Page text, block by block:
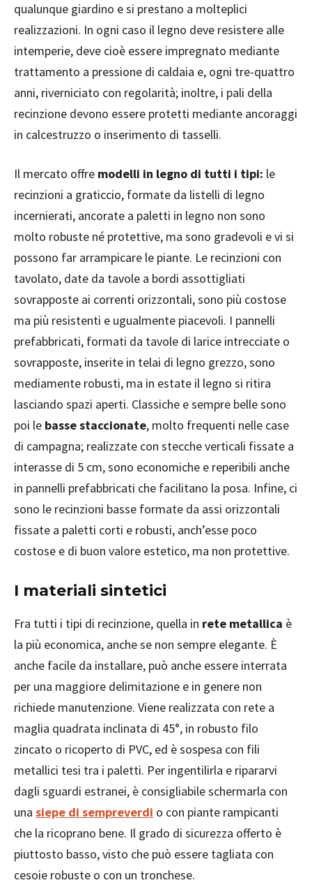
qualunque giardino e si prestano a molteplici
realizzazioni. In ogni caso il legno deve resistere alle
intemperie, deve cioè essere impregnato mediante
trattamento a pressione di caldaia e, ogni tre-quattro
anni, riverniciato con regolarità; inoltre, i pali della
recinzione devono essere protetti mediante ancoraggi
in calcestruzzo o inserimento di tasselli.
Il mercato offre modelli in legno di tutti i tipi: le
recinzioni a graticcio, formate da listelli di legno
incernierati, ancorate a paletti in legno non sono
molto robuste né protettive, ma sono gradevoli e vi si
possono far arrampicare le piante. Le recinzioni con
tavolato, date da tavole a bordi assottigliati
sovrapposte ai correnti orizzontali, sono più costose
ma più resistenti e ugualmente piacevoli. I pannelli
prefabbricati, formati da tavole di larice intrecciate o
sovrapposte, inserite in telai di legno grezzo, sono
mediamente robusti, ma in estate il legno si ritira
lasciando spazi aperti. Classiche e sempre belle sono
poi le basse staccionate, molto frequenti nelle case
di campagna; realizzate con stecche verticali fissate a
interasse di 5 cm, sono economiche e reperibili anche
in pannelli prefabbricati che facilitano la posa. Infine, ci
sono le recinzioni basse formate da assi orizzontali
fissate a paletti corti e robusti, anch’esse poco
costose e di buon valore estetico, ma non protettive.
I materiali sintetici
Fra tutti i tipi di recinzione, quella in rete metallica è
la più economica, anche se non sempre elegante. È
anche facile da installare, può anche essere interrata
per una maggiore delimitazione e in genere non
richiede manutenzione. Viene realizzata con rete a
maglia quadrata inclinata di 45°, in robusto filo
zincato o ricoperto di PVC, ed è sospesa con fili
metallici tesi tra i paletti. Per ingentilirla e ripararvi
dagli sguardi estranei, è consigliabile schermarla con
una siepe di sempreverdi o con piante rampicanti
che la ricoprano bene. Il grado di sicurezza offerto è
piuttosto basso, visto che può essere tagliata con
cesoie robuste o con un tronchese.